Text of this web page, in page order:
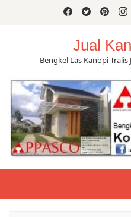
Jual
Bengkel Las Kanopi